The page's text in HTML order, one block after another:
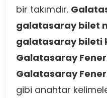
bir takımdır.
galatasaray bilet
galatasaray bileti
Galatasaray
Galatasaray
gibi anahtar